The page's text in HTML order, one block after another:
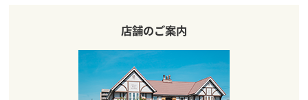
店舗のご案内